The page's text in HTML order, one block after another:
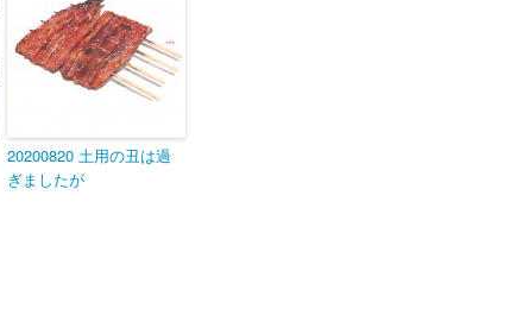
20200820 土用の丑は過
ぎましたが